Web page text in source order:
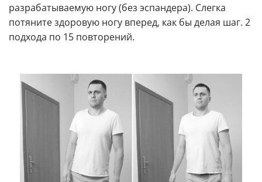
разрабатываемую ногу (без эспандера). Слегка
потяните здоровую ногу вперед, как бы делая шаг. 2
подхода по 15 повторений.